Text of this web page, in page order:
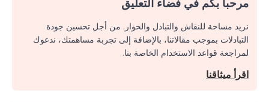
مرحبا بكم في فضاء التعليق
نريد مساحة للنقاش والتبادل والحوار. من أجل تحسين جودة
التبادلات بموجب مقالاتنا، بالإضافة إلى تجربة مساهمتك، ندعوك
لمراجعة قواعد الاستخدام الخاصة بنا.
اقرأ ميثاقنا